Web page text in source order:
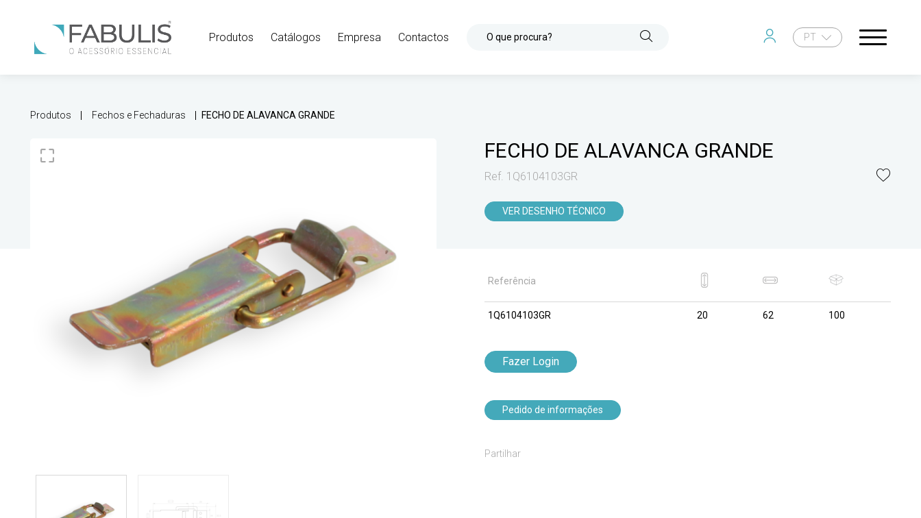
Produtos Catálogos Empresa Contactos O que procura? PT
Produtos Fechos e Fechaduras FECHO DE ALAVANCA GRANDE
FECHO DE ALAVANCA GRANDE
Ref. 1Q6104103GR
VER DESENHO TÉCNICO
Referência
1Q6104103GR 20 62 100
Fazer Login
Pedido de informações
Partilhar